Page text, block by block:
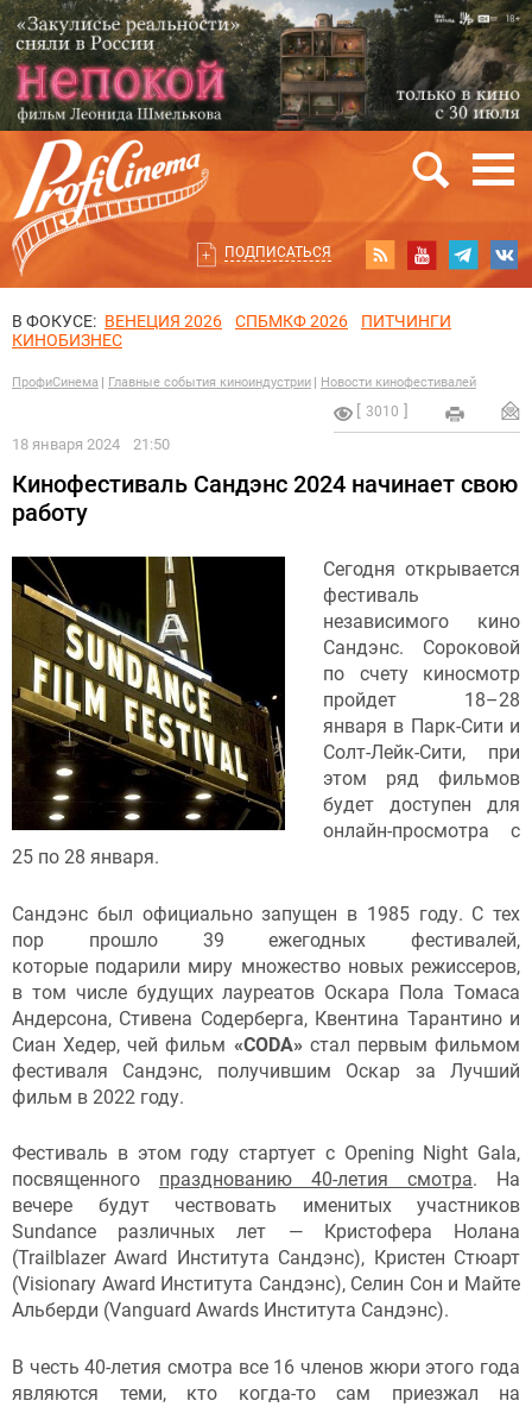
ПОДПИСАТЬСЯ
В ФОКУСЕ: ВЕНЕЦИЯ 2026 СПБМКФ 2026
ПИТЧИНГИ
КИНОБИЗНЕС
ПрофиСинема Главные события киноиндустрии Новости кинофестивалей
3010
18 января 2024 21:50
Кинофестиваль Сандэнс 2024 начинает свою
работу
Сегодня открывается
фестиваль
независимого кино
Сандэнс. Сороковой
по счету киносмотр
пройдет 18–28
января в Парк-Сити и
Солт-Лейк-Сити, при
этом ряд фильмов
будет доступен для
онлайн-просмотра с
25 по 28 января.
Сандэнс был официально запущен в 1985 году. С тех
пор прошло 39 ежегодных фестивалей,
которые подарили миру множество новых режиссеров,
в том числе будущих лауреатов Оскара Пола Томаса
Андерсона, Стивена Содерберга, Квентина Тарантино и
Сиан Хедер, чей фильм «CODA» стал первым фильмом
фестиваля Сандэнс, получившим Оскар за Лучший
фильм в 2022 году.
Фестиваль в этом году стартует с Opening Night Gala,
посвященного празднованию 40-летия смотра. На
вечере будут чествовать именитых участников
Sundance различных лет — Кристофера Нолана
(Trailblazer Award Института Сандэнс), Кристен Стюарт
(Visionary Award Института Сандэнс), Селин Сон и Майте
Альберди (Vanguard Awards Института Сандэнс).
В честь 40-летия смотра все 16 членов жюри этого года
являются теми, кто когда-то сам приезжал на